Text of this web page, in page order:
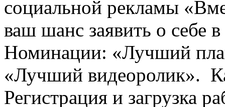
социальной рекламы
ваш шанс заявить о себе
Номинации: «Лучший
«Лучший видеоролик».
Регистрация и загрузка